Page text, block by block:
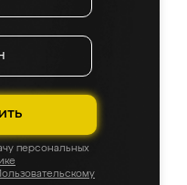
персональных